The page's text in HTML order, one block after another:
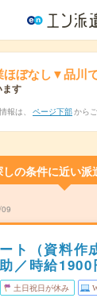
ほぼなし▼品川
す
報は、 ページ下部 から
しの条件に近い派
ト（資料作
／時給
土日祝日が休み